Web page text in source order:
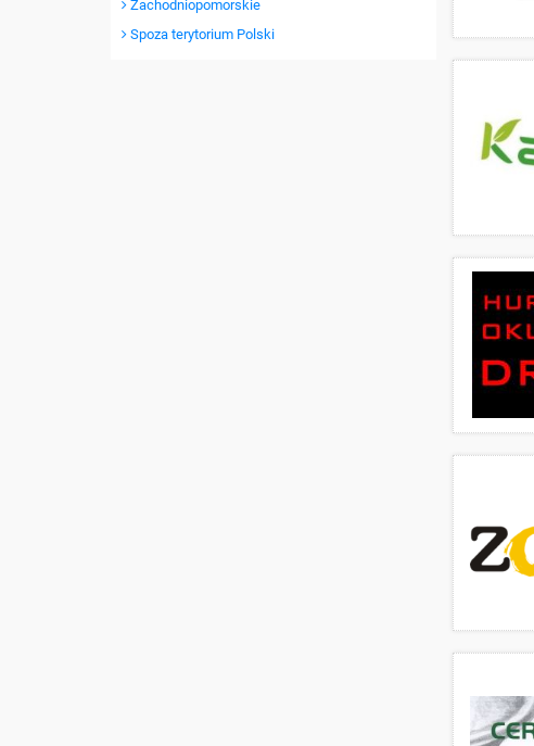
Zachodniopomorskie
Spoza terytorium Polski